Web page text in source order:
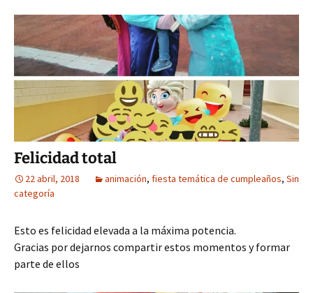
Felicidad total
22 abril, 2018 animación, fiesta temática de cumpleaños, Sin
categoría
Esto es felicidad elevada a la máxima potencia.
Gracias por dejarnos compartir estos momentos y formar
parte de ellos